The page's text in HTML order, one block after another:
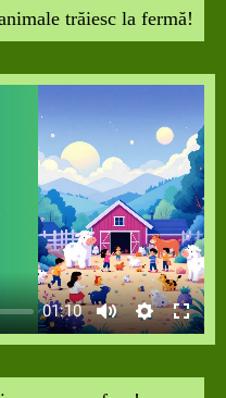
trăiesc la fermă!
01:10